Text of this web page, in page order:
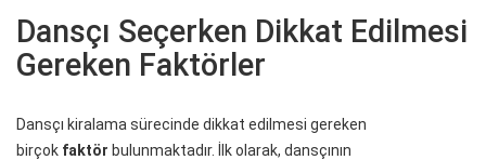
Dansçı Seçerken Dikkat Edilmesi
Gereken Faktörler
Dansçı kiralama sürecinde dikkat edilmesi gereken
birçok faktör bulunmaktadır. İlk olarak, dansçının